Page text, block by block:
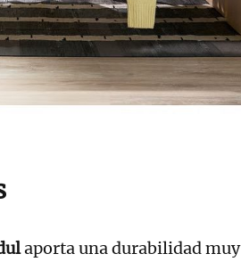
aporta una durabilidad muy